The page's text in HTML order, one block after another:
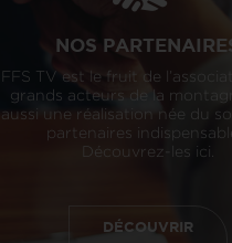
NOS
FFS TV est le fruit de
grands acteurs de la
aussi une réalisation née du
partenaires
Découvrez-les ici.
DÉCOUVRIR